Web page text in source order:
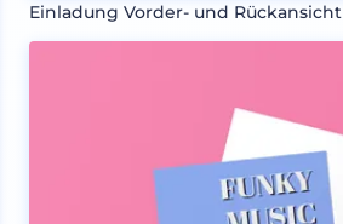
Einladung Vorder- und Rückansicht